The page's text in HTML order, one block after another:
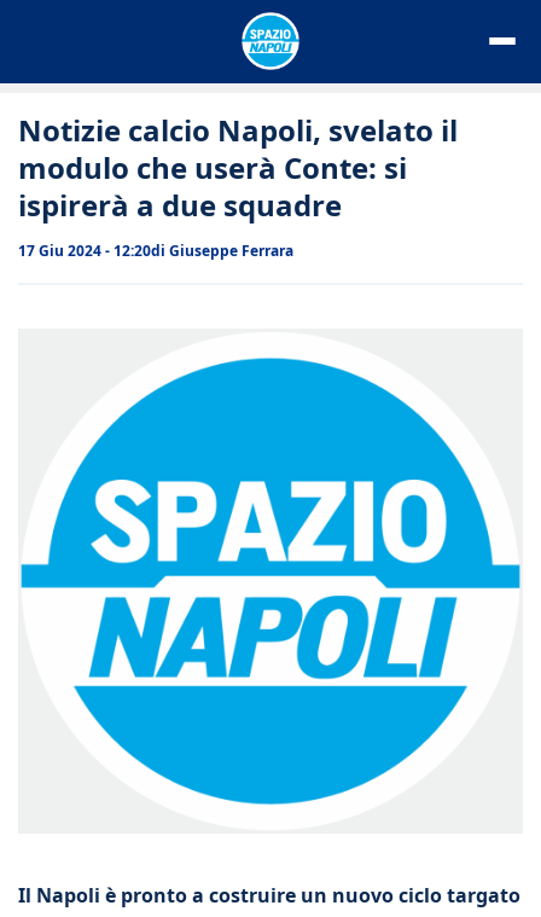
Notizie calcio Napoli, svelato il
modulo che userà Conte: si
ispirerà a due squadre
17 Giu 2024 - 12:20di Giuseppe Ferrara
Il Napoli è pronto a costruire un nuovo ciclo targato